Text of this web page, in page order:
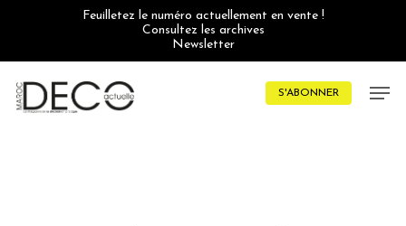
Feuilletez le numéro actuellement en vente !
Consultez les archives
Newsletter
S'ABONNER